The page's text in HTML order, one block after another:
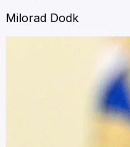
Milorad Dodk